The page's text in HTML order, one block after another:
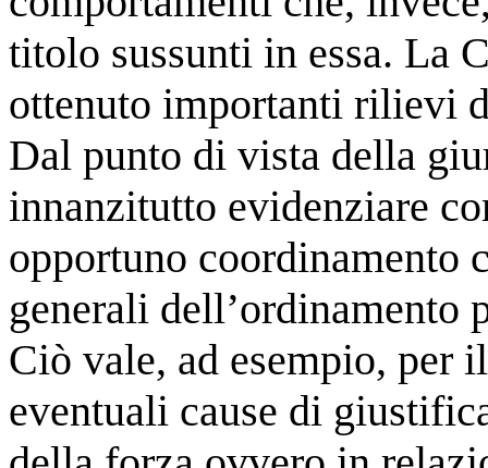
titolo sussunti in essa. La
ottenuto importanti rilievi
Dal punto di vista della
innanzitutto evidenziare
opportuno coordinamento
generali dell’ordinamento
Ciò vale, ad esempio, per
eventuali cause di